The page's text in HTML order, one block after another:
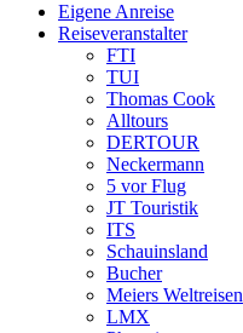
Eigene Anreise
Reiseveranstalter
FTI
TUI
Thomas Cook
Alltours
DERTOUR
Neckermann
5 vor Flug
JT Touristik
ITS
Schauinsland
Bucher
Meiers Weltreisen
LMX